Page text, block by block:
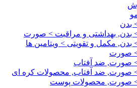
بدن
بدن, بهداشتی و مراقبت > صورت
مکمل و تقویتی > ویتامین ها
> صورت
صورت, ضد آفتاب
> صورت, ضد آفتاب, محصولات کره ای
> صورت, محصولات پوست